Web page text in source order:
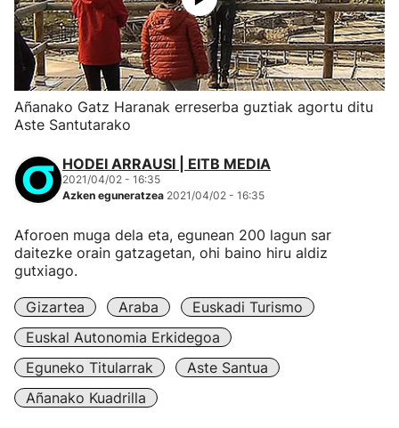
Añanako Gatz Haranak erreserba guztiak agortu ditu
Aste Santutarako
HODEI ARRAUSI | EITB MEDIA
2021/04/02 - 16:35
Azken eguneratzea 2021/04/02 - 16:35
Aforoen muga dela eta, egunean 200 lagun sar
daitezke orain gatzagetan, ohi baino hiru aldiz
gutxiago.
Gizartea Araba
Euskadi Turismo
Euskal Autonomia Erkidegoa
Eguneko Titularrak
Aste Santua
Añanako Kuadrilla